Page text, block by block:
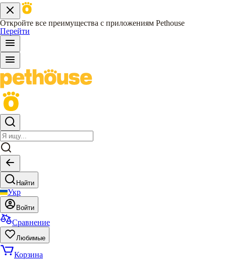
Откройте все преимущества с приложениям Pethouse
Перейти
Найти
Укр
Войти
Сравнение
Любимые
Корзина